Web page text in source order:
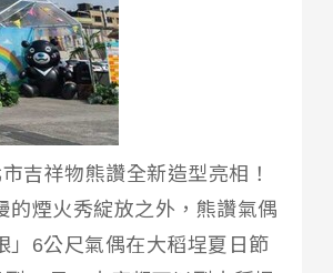
吉祥物熊讚全新造型亮相！
的煙火秀綻放之外，熊讚氣偶
」6公尺氣偶在大稻埕夏日節